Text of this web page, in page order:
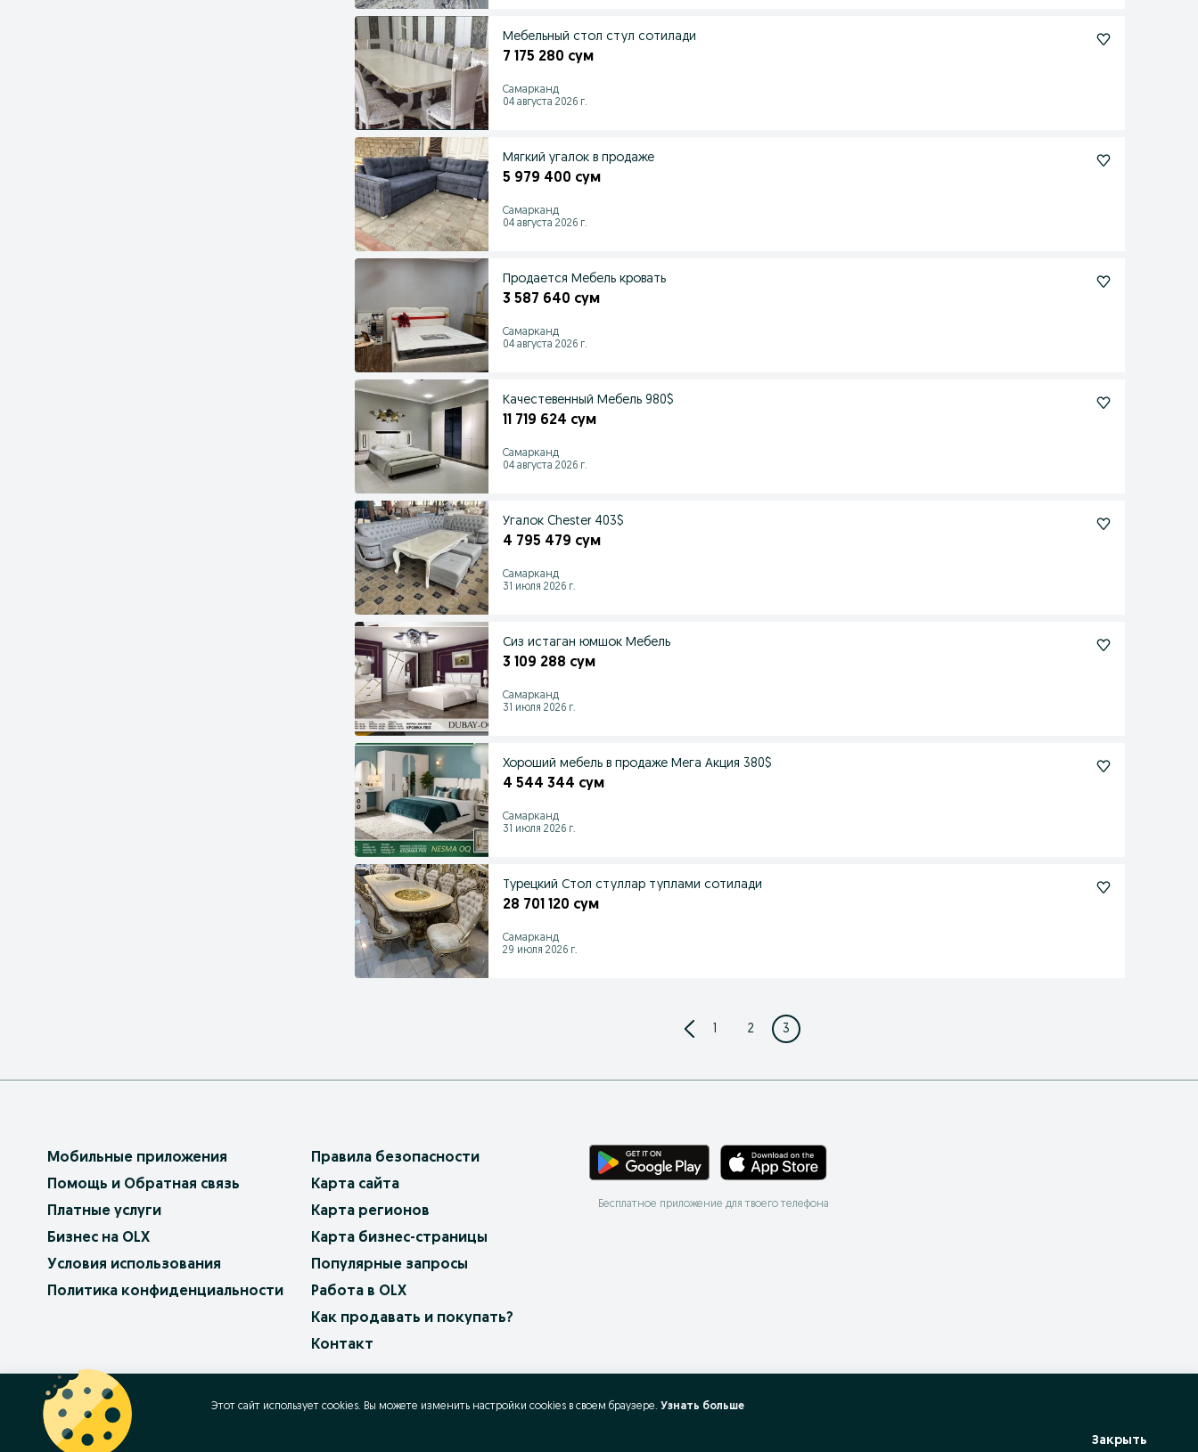
Мебельный стол стул сотилади
7 175 280 сум
Самарканд
04 августа 2026 г.
Мягкий угалок в продаже
5 979 400 сум
Самарканд
04 августа 2026 г.
Продается Мебель кровать
3 587 640 сум
Самарканд
04 августа 2026 г.
Качестевенный Мебель 980$
11 719 624 сум
Самарканд
04 августа 2026 г.
Угалок Chester 403$
4 795 479 сум
Самарканд
31 июля 2026 г.
Сиз истаган юмшок Мебель
3 109 288 сум
Самарканд
31 июля 2026 г.
Хороший мебель в продаже Мега Акция 380$
4 544 344 сум
Самарканд
31 июля 2026 г.
Турецкий Стол стуллар туплами сотилади
28 701 120 сум
Самарканд
29 июля 2026 г.
1 2 3
Мобильные приложения
Помощь и Обратная связь
Платные услуги
Бизнес на OLX
Условия использования
Политика конфиденциальности
Правила безопасности
Карта сайта
Карта регионов
Карта бизнес-страницы
Популярные запросы
Работа в OLX
Как продавать и покупать?
Контакт
Бесплатное приложение для твоего телефона
OLX.bg
Этот сайт использует cookies. Вы можете изменить настройки cookies в своeм браузере. Узнать больше
Закрыть